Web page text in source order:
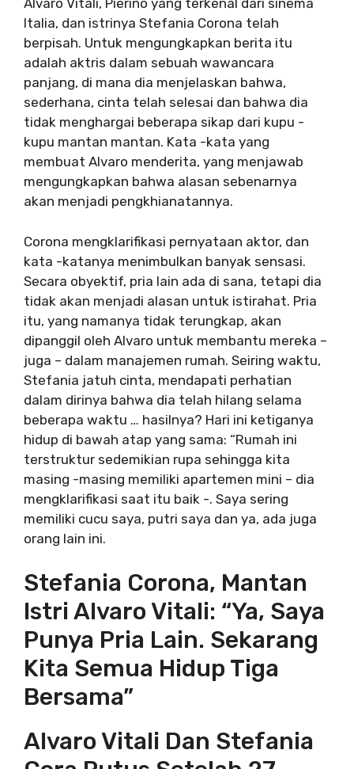
Alvaro Vitali, Pierino yang terkenal dari sinema
Italia, dan istrinya Stefania Corona telah
berpisah. Untuk mengungkapkan berita itu
adalah aktris dalam sebuah wawancara
panjang, di mana dia menjelaskan bahwa,
sederhana, cinta telah selesai dan bahwa dia
tidak menghargai beberapa sikap dari kupu -
kupu mantan mantan. Kata -kata yang
membuat Alvaro menderita, yang menjawab
mengungkapkan bahwa alasan sebenarnya
akan menjadi pengkhianatannya.
Corona mengklarifikasi pernyataan aktor, dan
kata -katanya menimbulkan banyak sensasi.
Secara obyektif, pria lain ada di sana, tetapi dia
tidak akan menjadi alasan untuk istirahat. Pria
itu, yang namanya tidak terungkap, akan
dipanggil oleh Alvaro untuk membantu mereka –
juga – dalam manajemen rumah. Seiring waktu,
Stefania jatuh cinta, mendapati perhatian
dalam dirinya bahwa dia telah hilang selama
beberapa waktu … hasilnya? Hari ini ketiganya
hidup di bawah atap yang sama: “Rumah ini
terstruktur sedemikian rupa sehingga kita
masing -masing memiliki apartemen mini – dia
mengklarifikasi saat itu baik -. Saya sering
memiliki cucu saya, putri saya dan ya, ada juga
orang lain ini.
Stefania Corona, Mantan
Istri Alvaro Vitali: “Ya, Saya
Punya Pria Lain. Sekarang
Kita Semua Hidup Tiga
Bersama”
Alvaro Vitali Dan Stefania